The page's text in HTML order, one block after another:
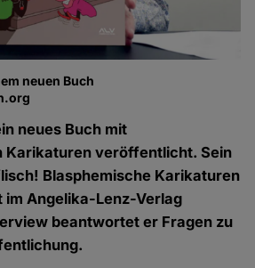
neuen Buch
neues Buch mit
Karikaturen veröffentlicht. Sein
Blasphemische Karikaturen
im Angelika-Lenz-Verlag
beantwortet er Fragen zu